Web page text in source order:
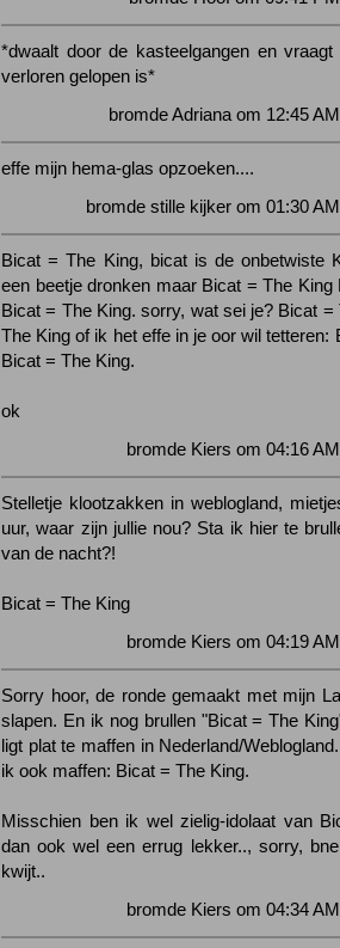
*dwaalt door de kasteelgangen en
verloren gelopen is*
bromde Adriana om 12:45
effe mijn hema-glas opzoeken....
bromde stille kijker om 01:30
Bicat = The King, bicat is de onbetwiste
een beetje dronken maar Bicat = The King
Bicat = The King. sorry, wat sei je? Bicat
The King of ik het effe in je oor wil tetteren:
Bicat = The King.
ok
bromde Kiers om 04:16
Stelletje klootzakken in weblogland,
uur, waar zijn jullie nou? Sta ik hier te
van de nacht?!
Bicat = The King
bromde Kiers om 04:19
Sorry hoor, de ronde gemaakt met mijn
slapen. En ik nog brullen "Bicat = The
ligt plat te maffen in Nederland/
ik ook maffen: Bicat = The King.
Misschien ben ik wel zielig-idolaat van
dan ook wel een errug lekker.., sorry,
kwijt..
bromde Kiers om 04:34